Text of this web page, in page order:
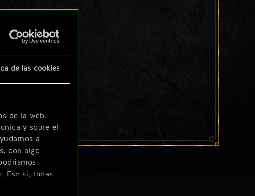
de las cookies
de la web.
y sobre el
a
con algo
Eso sí, todas